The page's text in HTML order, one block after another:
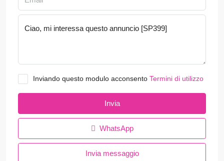
Inviando questo modulo acconsento Termini di utilizzo
Invia
WhatsApp
Invia messaggio